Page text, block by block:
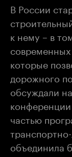
В России
к нему – в
которые
дорожного
обсуждали
частью
объединила